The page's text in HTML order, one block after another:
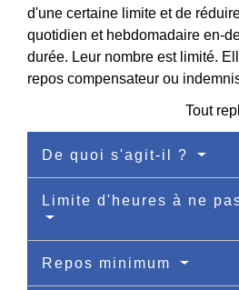
d'une certaine limite et de
quotidien et hebdomadaire en-
durée. Leur nombre est limité.
repos compensateur ou
Tout
De quoi s'agit-il ?
Limite d'heures à ne
Repos minimum